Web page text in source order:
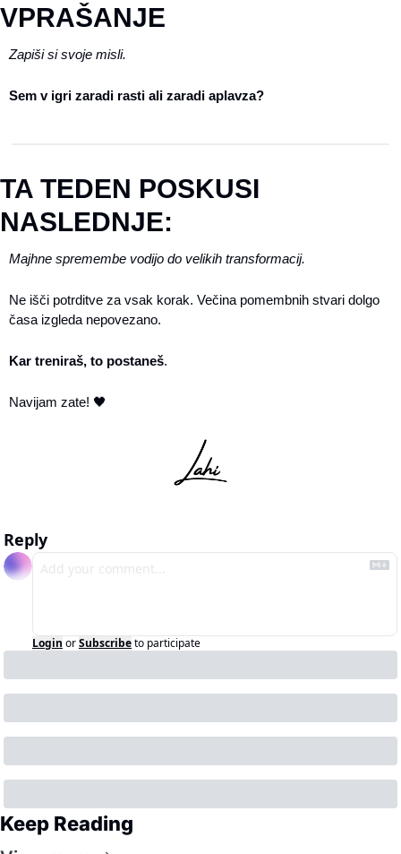
VPRAŠANJE
Zapiši si svoje misli.
Sem v igri zaradi rasti ali zaradi aplavza?
TA TEDEN POSKUSI
NASLEDNJE:
Majhne spremembe vodijo do velikih transformacij.
Ne išči potrditve za vsak korak. Večina pomembnih stvari dolgo
časa izgleda nepovezano.
Kar treniraš, to postaneš.
Navijam zate! 🖤
Reply
Login orSubscribeto participate
Keep Reading